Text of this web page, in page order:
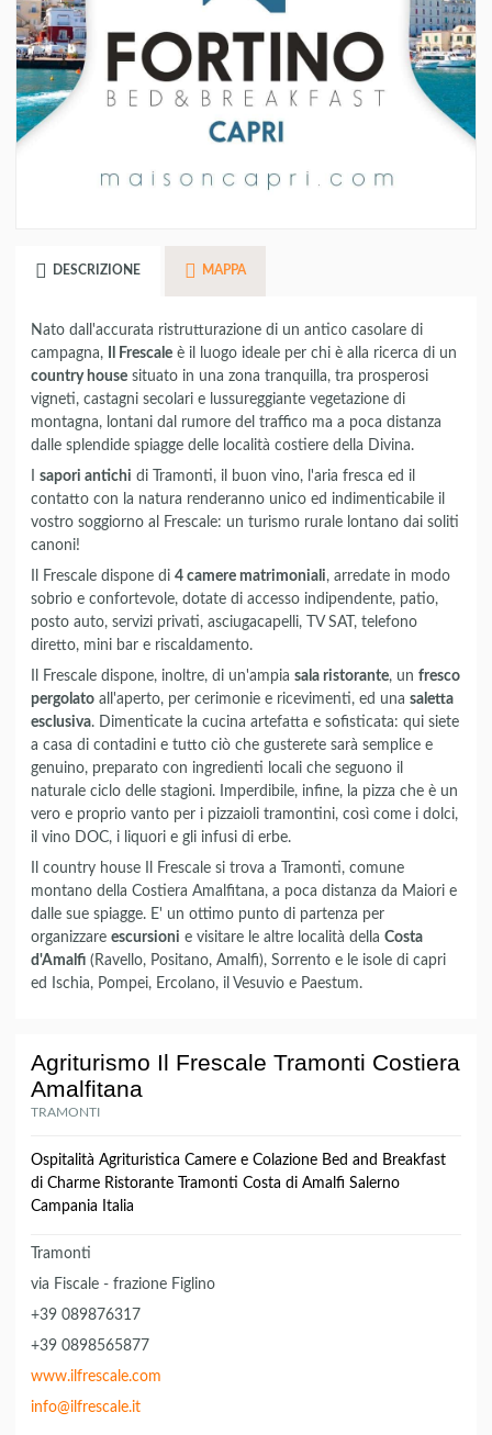
DESCRIZIONE MAPPA
Nato dall'accurata ristrutturazione di un antico casolare di
campagna,
Il Frescale è il luogo ideale per chi è alla ricerca di un
country house situato in una zona tranquilla, tra prosperosi
vigneti, castagni secolari e lussureggiante vegetazione di
montagna, lontani dal rumore del traffico ma a poca distanza
dalle splendide spiagge delle località costiere della Divina.
sapori antichi di Tramonti, il buon vino, l'aria fresca ed il
contatto con la natura renderanno unico ed indimenticabile il
vostro soggiorno al Frescale: un turismo rurale lontano dai soliti
canoni!
Il Frescale dispone di 4 camere matrimoniali, arredate in modo
sobrio e confortevole, dotate di accesso indipendente, patio,
posto auto, servizi privati, asciugacapelli, TV SAT, telefono
diretto, mini bar e riscaldamento.
Il Frescale dispone, inoltre, di un'ampia sala ristorante, un fresco
pergolato all'aperto, per cerimonie e ricevimenti, ed una saletta
esclusiva. Dimenticate la cucina artefatta e sofisticata: qui siete
a casa di contadini e tutto ciò che gusterete sarà semplice e
genuino, preparato con ingredienti locali che seguono il
naturale ciclo delle stagioni. Imperdibile, infine, la pizza che è un
vero e proprio vanto per i pizzaioli tramontini, così come i dolci,
il vino DOC, i liquori e gli infusi di erbe.
Il country house Il Frescale si trova a Tramonti, comune
montano della Costiera Amalfitana, a poca distanza da Maiori e
dalle sue spiagge. E' un ottimo punto di partenza per
organizzare escursioni e visitare le altre località della Costa
d'Amalfi (Ravello, Positano, Amalfi), Sorrento e le isole di capri
ed Ischia, Pompei, Ercolano, il Vesuvio e Paestum.
Agriturismo Il Frescale Tramonti Costiera
Amalfitana
TRAMONTI
Ospitalità Agrituristica Camere e Colazione Bed and Breakfast
di Charme Ristorante Tramonti Costa di Amalfi Salerno
Campania Italia
Tramonti
via Fiscale - frazione Figlino
+39 089876317
+39 0898565877
www.ilfrescale.com
info@ilfrescale.it